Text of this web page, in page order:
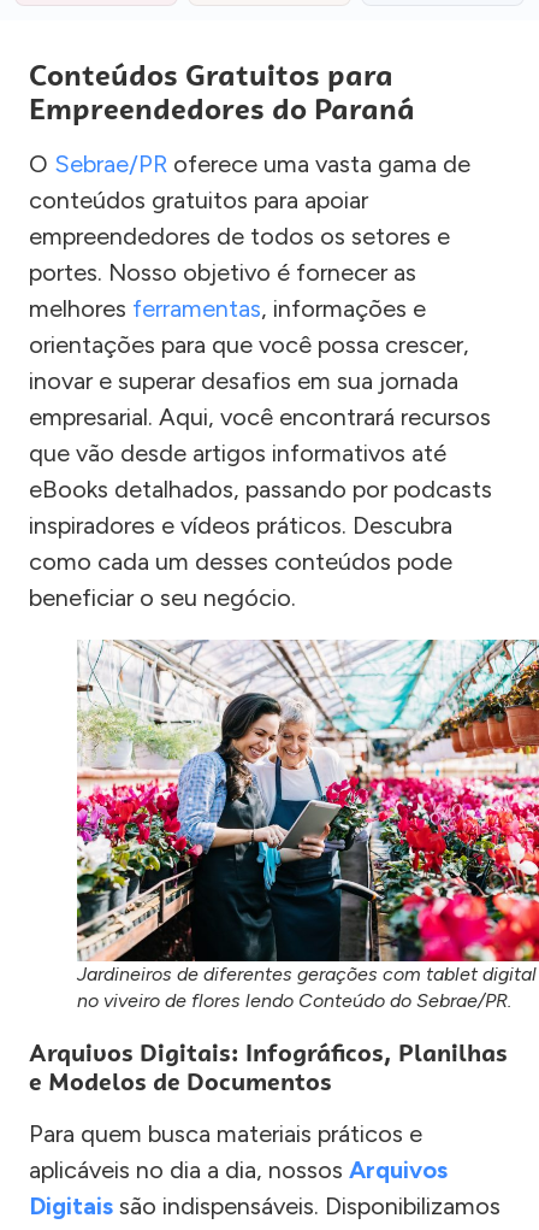
Conteúdos Gratuitos para
Empreendedores do Paraná
O Sebrae/PR oferece uma vasta gama de
conteúdos gratuitos para apoiar
empreendedores de todos os setores e
portes. Nosso objetivo é fornecer as
melhores ferramentas, informações e
orientações para que você possa crescer,
inovar e superar desafios em sua jornada
empresarial. Aqui, você encontrará recursos
que vão desde artigos informativos até
eBooks detalhados, passando por podcasts
inspiradores e vídeos práticos. Descubra
como cada um desses conteúdos pode
beneficiar o seu negócio.
Jardineiros de diferentes gerações com tablet digital
no viveiro de flores lendo Conteúdo do Sebrae/PR.
Arquivos Digitais: Infográficos, Planilhas
e Modelos de Documentos
Para quem busca materiais práticos e
aplicáveis no dia a dia, nossos Arquivos
Digitais são indispensáveis. Disponibilizamos